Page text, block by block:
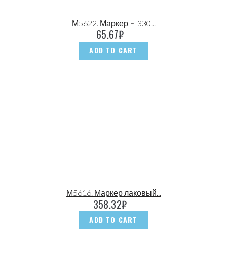
М5622. Маркер E-330...
65.67₽
ADD TO CART
М5616. Маркер лаковый...
358.32₽
ADD TO CART